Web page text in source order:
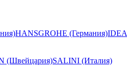
HANSGROHE (Германия)
(Швейцария)SALINI (Италия)